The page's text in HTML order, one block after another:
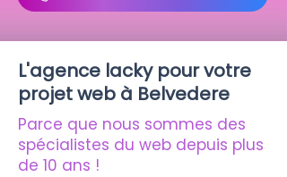
L'agence lacky pour votre
projet web à Belvedere
Parce que nous sommes des
spécialistes du web depuis plus
de 10 ans !